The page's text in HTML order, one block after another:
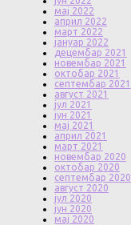
мај 2022
април 2022
март 2022
јануар 2022
децембар 2021
новембар 2021
октобар 2021
септембар 2021
август 2021
јул 2021
јун 2021
мај 2021
април 2021
март 2021
новембар 2020
октобар 2020
септембар 2020
август 2020
јул 2020
јун 2020
мај 2020